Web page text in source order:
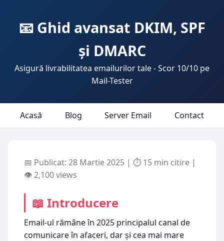
📧 Ghid avansat DKIM, SPF
și DMARC
Asigură livrabilitatea emailurilor tale - Scor 10/10 pe
Mail-Tester
Acasă Blog Server Email Contact
📅 Publicat: 28 Martie 2025 | ⏱ 15 min citire |
👁️ 2,100 views
📖 Introducere
Email-ul rămâne în 2025 principalul canal de
comunicare în afaceri, dar și cea mai mare